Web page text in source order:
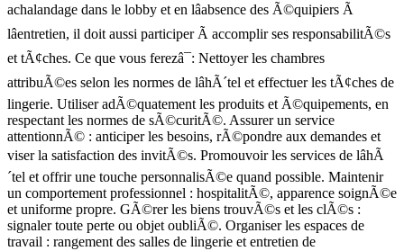
achalandage dans le lobby et en lâabsence des Ã©quipiers Ã
lâentretien, il doit aussi participer Ã accomplir ses responsabilitÃ©s
et tÃ¢ches. Ce que vous ferezâ¯: Nettoyer les chambres
attribuÃ©es selon les normes de lâhÃ´tel et effectuer les tÃ¢ches de
lingerie. Utiliser adÃ©quatement les produits et Ã©quipements, en
respectant les normes de sÃ©curitÃ©. Assurer un service
attentionnÃ© : anticiper les besoins, rÃ©pondre aux demandes et
viser la satisfaction des invitÃ©s. Promouvoir les services de lâhÃ
´tel et offrir une touche personnalisÃ©e quand possible. Maintenir
un comportement professionnel : hospitalitÃ©, apparence soignÃ©e
et uniforme propre. GÃ©rer les biens trouvÃ©s et les clÃ©s :
signaler toute perte ou objet oubliÃ©. Organiser les espaces de
travail : rangement des salles de lingerie et entretien de